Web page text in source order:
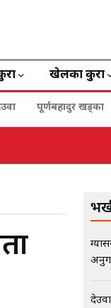
खेलका कुरा
पूर्णबहादुर खड्का